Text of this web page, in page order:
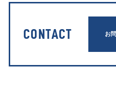
CONTACT お